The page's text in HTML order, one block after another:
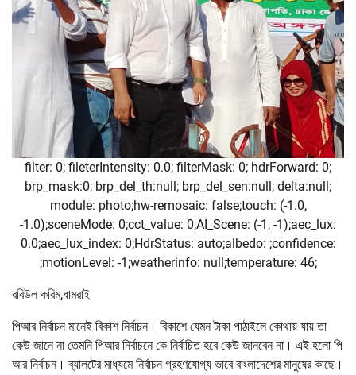
filter: 0; fileterIntensity: 0.0; filterMask: 0; hdrForward: 0;
brp_mask:0; brp_del_th:null; brp_del_sen:null; delta:null;
module: photo;hw-remosaic: false;touch: (-1.0,
-1.0);sceneMode: 0;cct_value: 0;AI_Scene: (-1, -1);aec_lux:
0.0;aec_lux_index: 0;HdrStatus: auto;albedo: ;confidence:
;motionLevel: -1;weatherinfo: null;temperature: 46;
রবিউল করিম,ধামরাই
পিআর নির্বাচন মানেই বিকাশ নির্বাচন। বিকাশে যেমন টাকা পাঠাইলে কোথায় যায় তা
কেউ জানে না তেমনি পিআর নির্বাচনে কে নির্বাচিত হবে কেউ জানবেন না। এই হলো পি
আর নির্বাচন। ব্যালটের মাধ্যমে নির্বাচন গ্রহণযোগ্য ভাবে বাংলাদেশের মানুষের কাছে।